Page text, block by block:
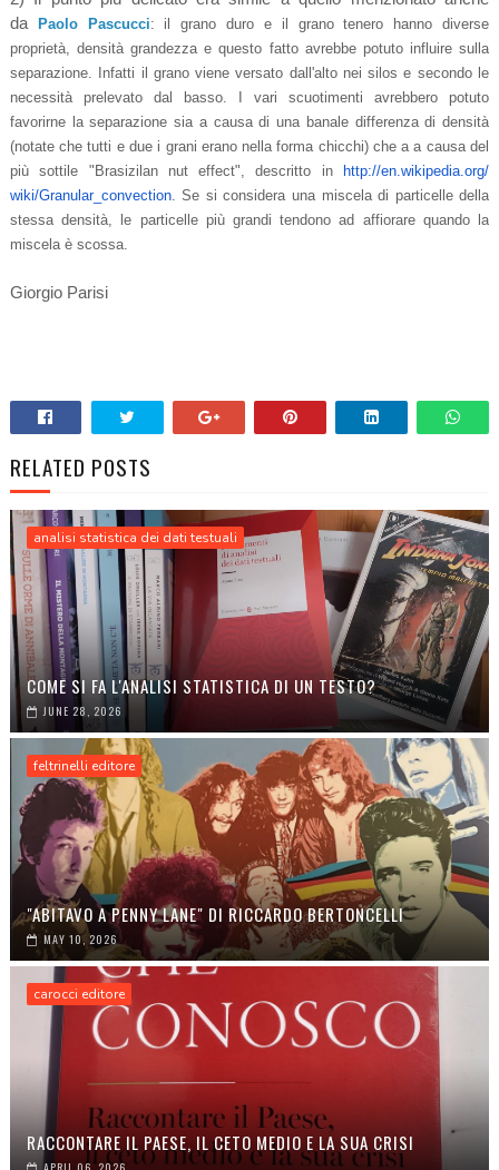
da
Paolo Pascucci: il grano duro e il grano tenero hanno diverse
proprietà, densità grandezza e questo fatto avrebbe potuto influire sulla
separazione. Infatti il grano viene versato dall'alto nei silos e secondo le
necessità prelevato dal basso. I vari scuotimenti avrebbero potuto
favorirne la separazione sia a causa di una banale differenza di densità
(notate che tutti e due i grani erano nella forma chicchi) che a a causa del
più sottile "Brasizilan nut effect", descritto in
http://en.wikipedia.org/
wiki/Granular_convection. Se si considera una miscela di particelle della
stessa densità, le particelle più grandi tendono ad affiorare quando la
miscela è scossa.
Giorgio Parisi
RELATED POSTS
analisi statistica dei dati testuali
COME SI FA L'ANALISI STATISTICA DI UN TESTO?
JUNE 28, 2026
feltrinelli editore
"ABITAVO A PENNY LANE" DI RICCARDO BERTONCELLI
MAY 10, 2026
carocci editore
RACCONTARE IL PAESE, IL CETO MEDIO E LA SUA CRISI